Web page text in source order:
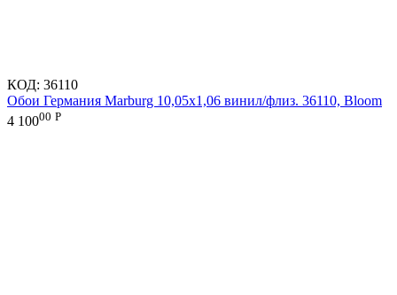
КОД: 36110
Обои Германия Marburg 10,05x1,06 винил/флиз. 36110, Bloom
4 10000 Р